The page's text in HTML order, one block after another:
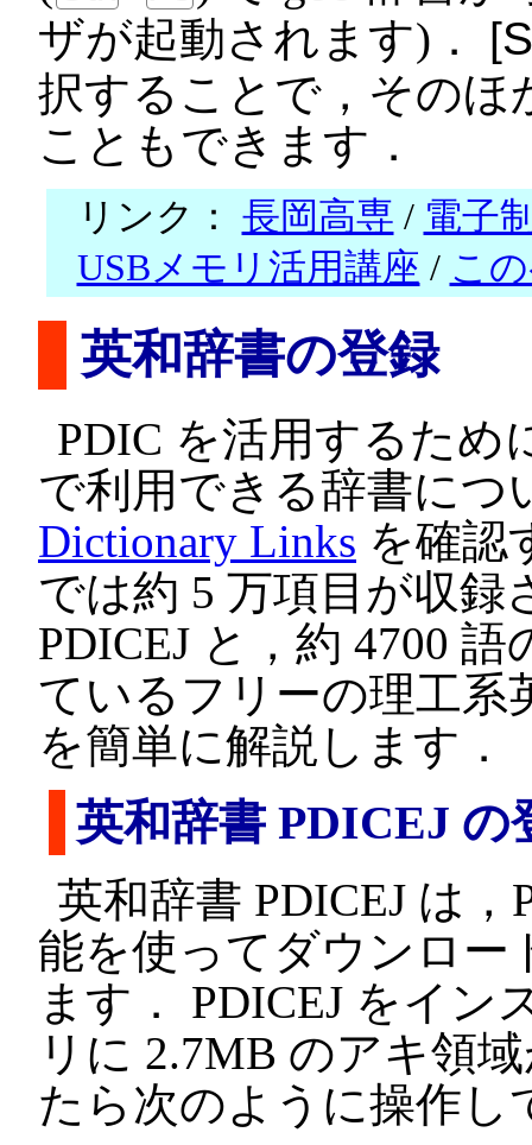
ザが起動されます)．
択することで，そのほ
こともできます．
リンク： 長岡高専 / 電子
USBメモリ活用講座 / こ
英和辞書の登録
PDIC を活用するため
で利用できる辞書に
Dictionary Links を確認
では約 5 万項目が収
PDICEJ と，約 4700
ているフリーの理工系
を簡単に解説します．
英和辞書 PDICEJ の
英和辞書 PDICEJ は
能を使ってダウンロー
ます． PDICEJ をイン
リに 2.7MB のアキ領
たら次のように操作し